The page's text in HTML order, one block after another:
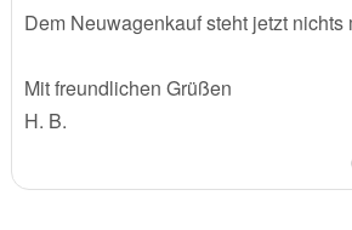
Dem Neuwagenkauf steht jetzt nichts
Mit freundlichen Grüßen
H. B.